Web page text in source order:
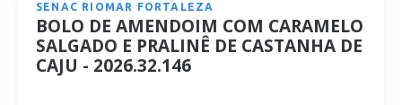
SENAC RIOMAR FORTALEZA
BOLO DE AMENDOIM COM CARAMELO
SALGADO E PRALINÊ DE CASTANHA DE
CAJU - 2026.32.146